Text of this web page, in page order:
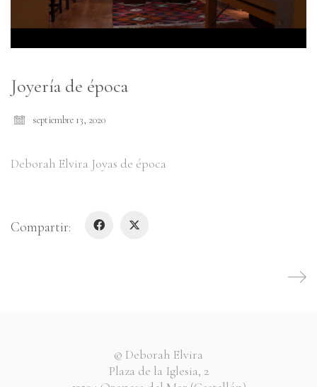
Video
Joyería de época
septiembre 13, 2020
Deborah Elvira Joyas de época
Compartir:
© Deborah Elvira
Plaza de la Iglesia, 2